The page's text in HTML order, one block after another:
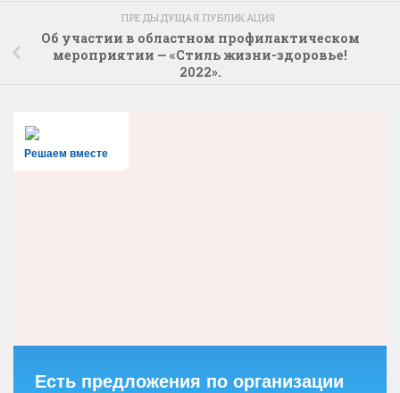
ПРЕДЫДУЩАЯ ПУБЛИКАЦИЯ
Об участии в областном профилактическом
мероприятии — «Стиль жизни-здоровье!
2022».
Решаем вместе
Есть предложения по организации